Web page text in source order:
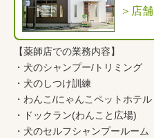
＞店
【薬師店での業務内容】
・ 犬のシャンプー/トリミング
・ 犬のしつけ訓練
・ わんこ/にゃんこペットホテル
・
ドックラン(わんこと広場)
・ 犬のセルフシャンプールーム